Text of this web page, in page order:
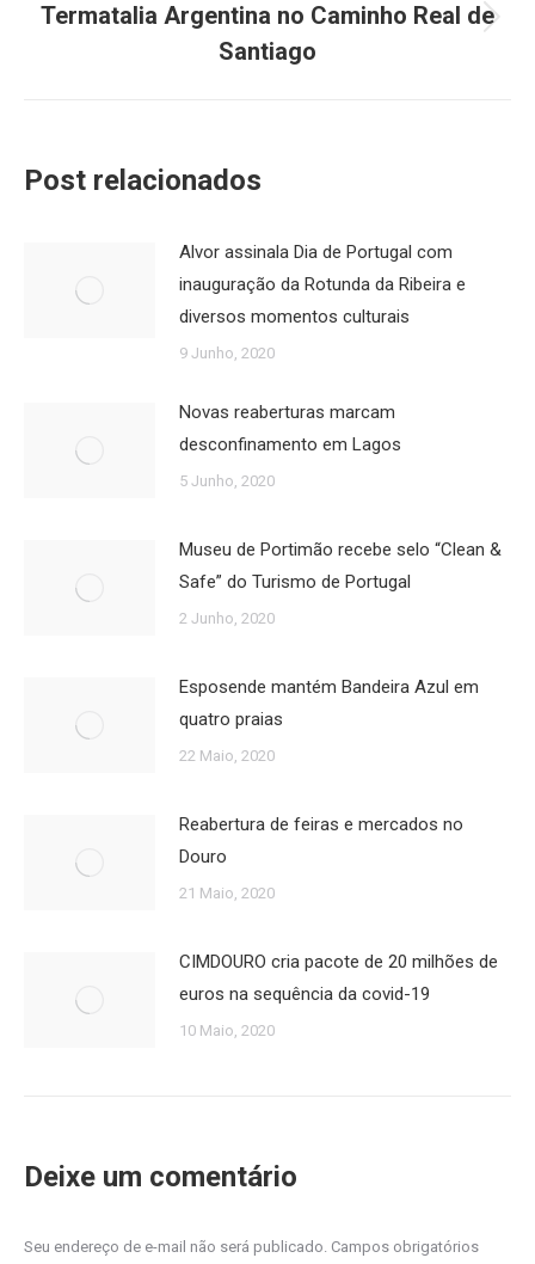
Próximo
post:
Termatalia Argentina no Caminho Real de
Santiago
Post relacionados
Alvor assinala Dia de Portugal com
inauguração da Rotunda da Ribeira e
diversos momentos culturais
9 Junho, 2020
Novas reaberturas marcam
desconfinamento em Lagos
5 Junho, 2020
Museu de Portimão recebe selo “Clean &
Safe” do Turismo de Portugal
2 Junho, 2020
Esposende mantém Bandeira Azul em
quatro praias
22 Maio, 2020
Reabertura de feiras e mercados no
Douro
21 Maio, 2020
CIMDOURO cria pacote de 20 milhões de
euros na sequência da covid-19
10 Maio, 2020
Deixe um comentário
Seu endereço de e-mail não será publicado. Campos obrigatórios